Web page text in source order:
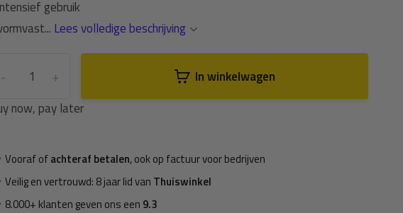
gebruik
Lees volledige beschrijving
+
-
In winkelwagen
now, pay later
Vooraf ofachteraf betalen, ook op factuur voor bedrijven
Veilig en vertrouwd: 8 jaar lid van Thuiswinkel
8.000+ klanten geven ons een 9.3